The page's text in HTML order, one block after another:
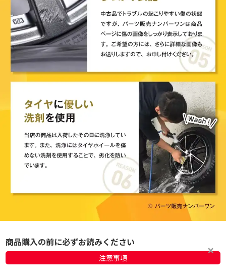
商品購入の前に必ずお読みください
注意事項